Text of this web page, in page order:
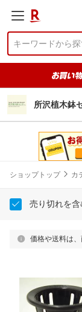
所沢植木鉢
ショップトップ カ
売り切れを含
価格や送料は